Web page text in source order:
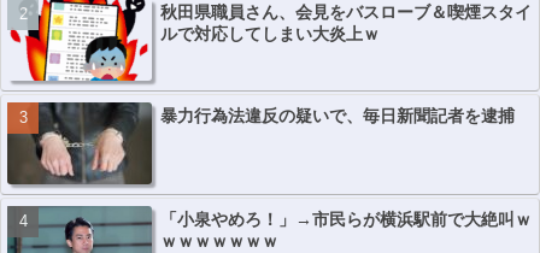
秋田県職員さん、会見をバスローブ＆喫煙スタイ
ルで対応してしまい大炎上ｗ
暴力行為法違反の疑いで、毎日新聞記者を逮捕
「小泉やめろ！」→市民らが横浜駅前で大絶叫ｗ
ｗｗｗｗｗｗｗ